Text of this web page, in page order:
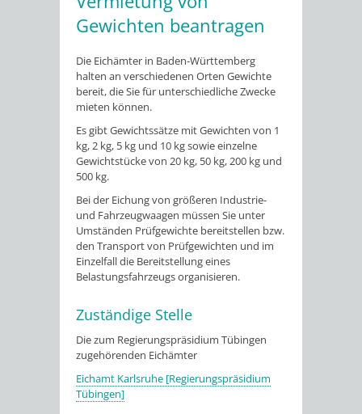
Gewichten beantragen
Die Eichämter in Baden-Württemberg
halten an verschiedenen Orten Gewichte
bereit, die Sie für unterschiedliche Zwecke
mieten können.
Es gibt Gewichtssätze mit Gewichten von 1
kg, 2 kg, 5 kg und 10 kg sowie einzelne
Gewichtstücke von 20 kg, 50 kg, 200 kg und
500 kg.
Bei der Eichung von größeren Industrie-
und Fahrzeugwaagen müssen Sie unter
Umständen Prüfgewichte bereitstellen bzw.
den Transport von Prüfgewichten und im
Einzelfall die Bereitstellung eines
Belastungsfahrzeugs organisieren.
Zuständige Stelle
Die zum Regierungspräsidium Tübingen
zugehörenden Eichämter
Eichamt Karlsruhe [Regierungspräsidium
Tübingen]